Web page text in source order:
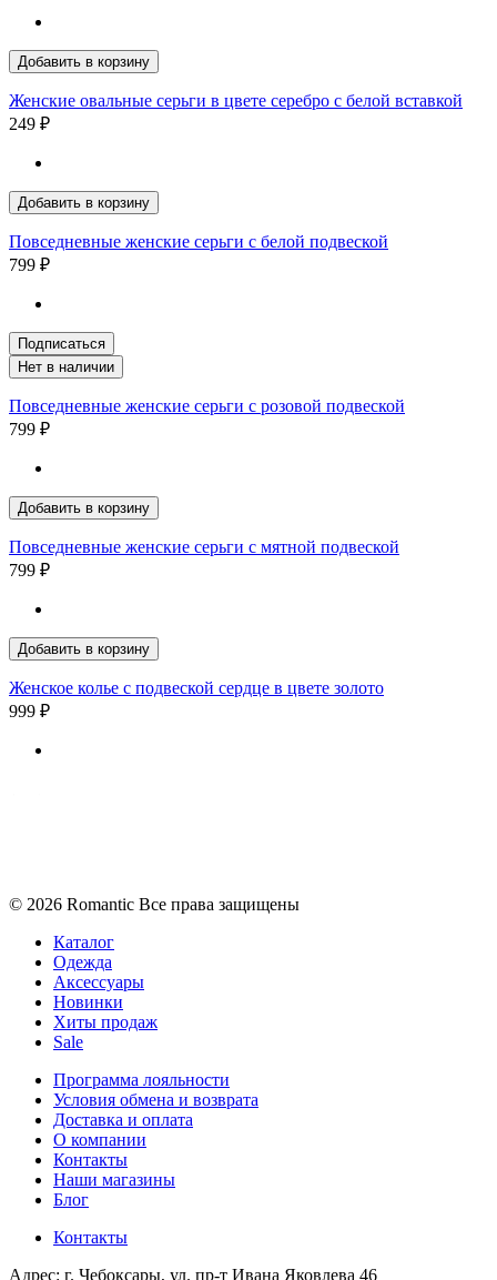
Добавить в корзину
Женские овальные серьги в цвете серебро с белой вставкой
249 ₽
Добавить в корзину
Повседневные женские серьги с белой подвеской
799 ₽
Подписаться
Нет в наличии
Повседневные женские серьги с розовой подвеской
799 ₽
Добавить в корзину
Повседневные женские серьги с мятной подвеской
799 ₽
Добавить в корзину
Женское колье с подвеской сердце в цвете золото
999 ₽
© 2026 Romantic Все права защищены
Каталог
Одежда
Аксессуары
Новинки
Хиты продаж
Sale
Программа лояльности
Условия обмена и возврата
Доставка и оплата
О компании
Контакты
Наши магазины
Блог
Контакты
Адрес: г. Чебоксары, ул. пр-т Ивана Яковлева 46